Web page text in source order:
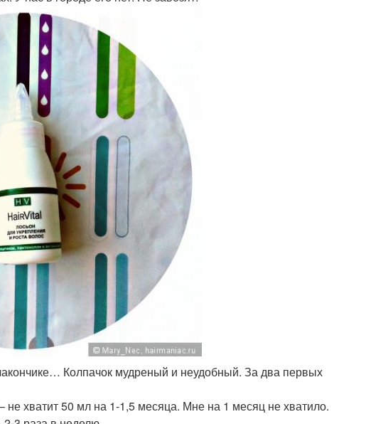
Колпачок мудреный и неудобный. За два первых
не хватит 50 мл на 1-1,5 месяца. Мне на 1 месяц не хватило.